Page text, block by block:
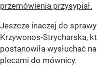
przemówienia przysypiał.
Jeszcze inaczej do
Krzywonos-Strycharska,
postanowiła wysłuchać
plecami do mównicy.